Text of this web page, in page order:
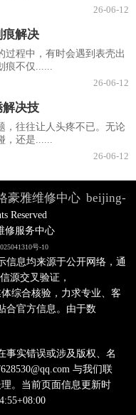
26-06-12
解决
过程中，有时会遇到表壳出
痕不仅......
26-06-12
决技
，往往让人头疼不已。无论
，还是......
26-06-12
豪雅维修中心 beijing-
Reserved
修服务中心
号-10
信息均来源于公开网络，通
源交叉验证，
综合核验，力求专业、客
合官方信息。由于数
事实错误或涉及版权、名
与我们联
。当前页面信息更新时